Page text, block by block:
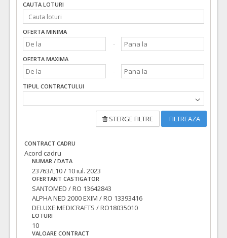
CAUTA LOTURI
OFERTA MINIMA
OFERTA MAXIMA
TIPUL CONTRACTULUI
STERGE FILTRE FILTREAZA
CONTRACT CADRU
Acord cadru
NUMAR / DATA
23763/L10 / 10 iul. 2023
OFERTANT CASTIGATOR
SANTOMED / RO 13642843
ALPHA NED 2000 EXIM / RO 13393416
DELUXE MEDICRAFTS / RO18035010
LOTURI
10
VALOARE CONTRACT